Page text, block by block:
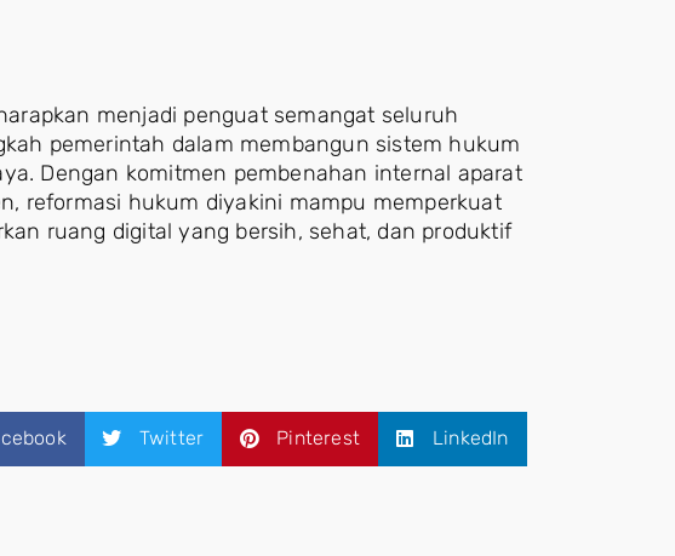
menjadi penguat semangat seluruh
pemerintah dalam membangun sistem hukum
Dengan komitmen pembenahan internal aparat
reformasi hukum diyakini mampu memperkuat
ruang digital yang bersih, sehat, dan produktif
Twitter Pinterest LinkedIn